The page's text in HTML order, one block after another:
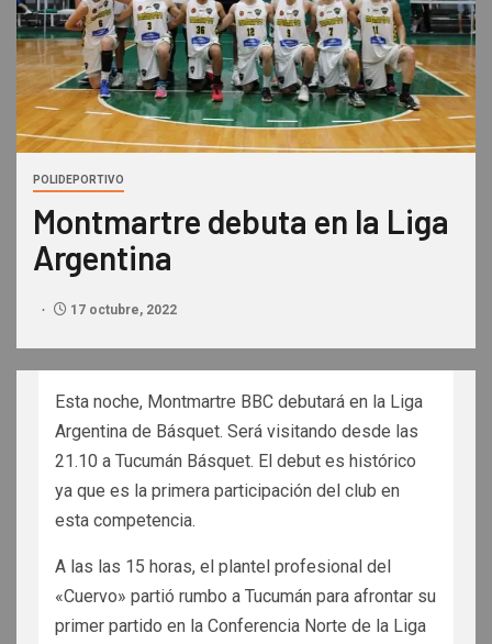
POLIDEPORTIVO
Montmartre debuta en la Liga
Argentina
17 octubre, 2022
Esta noche, Montmartre BBC debutará en la Liga
Argentina de Básquet. Será visitando desde las
21.10 a Tucumán Básquet. El debut es histórico
ya que es la primera participación del club en
esta competencia.
A las las 15 horas, el plantel profesional del
«Cuervo» partió rumbo a Tucumán para afrontar su
primer partido en la Conferencia Norte de la Liga